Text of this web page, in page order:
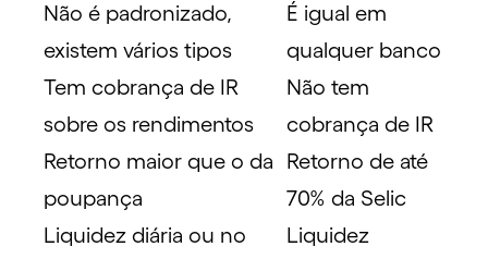
Não é padronizado,
existem vários tipos
É igual em
qualquer banco
Tem cobrança de IR
sobre os rendimentos
Não tem
cobrança de IR
Retorno maior que o da
poupança
Retorno de até
70% da Selic
Liquidez diária ou no
Liquidez